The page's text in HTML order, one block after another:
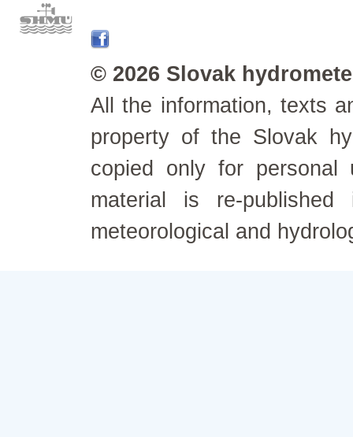
© 2026 Slovak
All the information, texts
property of the Slovak
copied only for personal
material is re-
meteorological and